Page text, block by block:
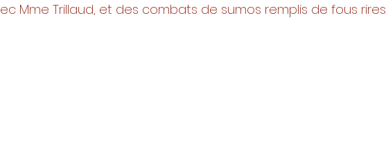
Mme Trillaud, et des combats de sumos remplis de fous rires